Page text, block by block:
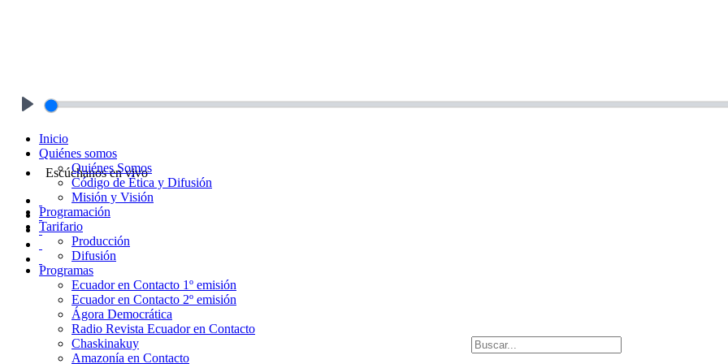
Escúchanos en vivo
Inicio
Quiénes somos
Quiénes Somos
Código de Ética y Difusión
Misión y Visión
Programación
Tarifario
Producción
Difusión
Programas
Ecuador en Contacto 1º emisión
Ecuador en Contacto 2º emisión
Ágora Democrática
Radio Revista Ecuador en Contacto
Chaskinakuy
Amazonía en Contacto